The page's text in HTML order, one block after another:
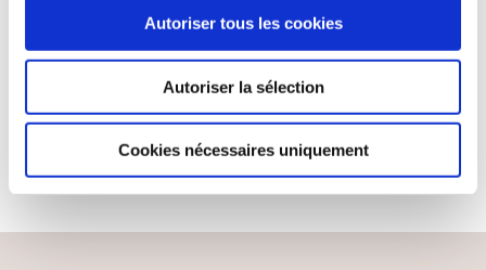
Autoriser tous les cookies
Autoriser la sélection
Cookies nécessaires uniquement
ÛZÛL
Romans fantastiques